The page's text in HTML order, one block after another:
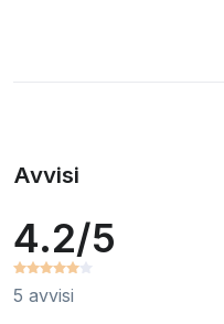
Avvisi
4.2/5
5 avvisi